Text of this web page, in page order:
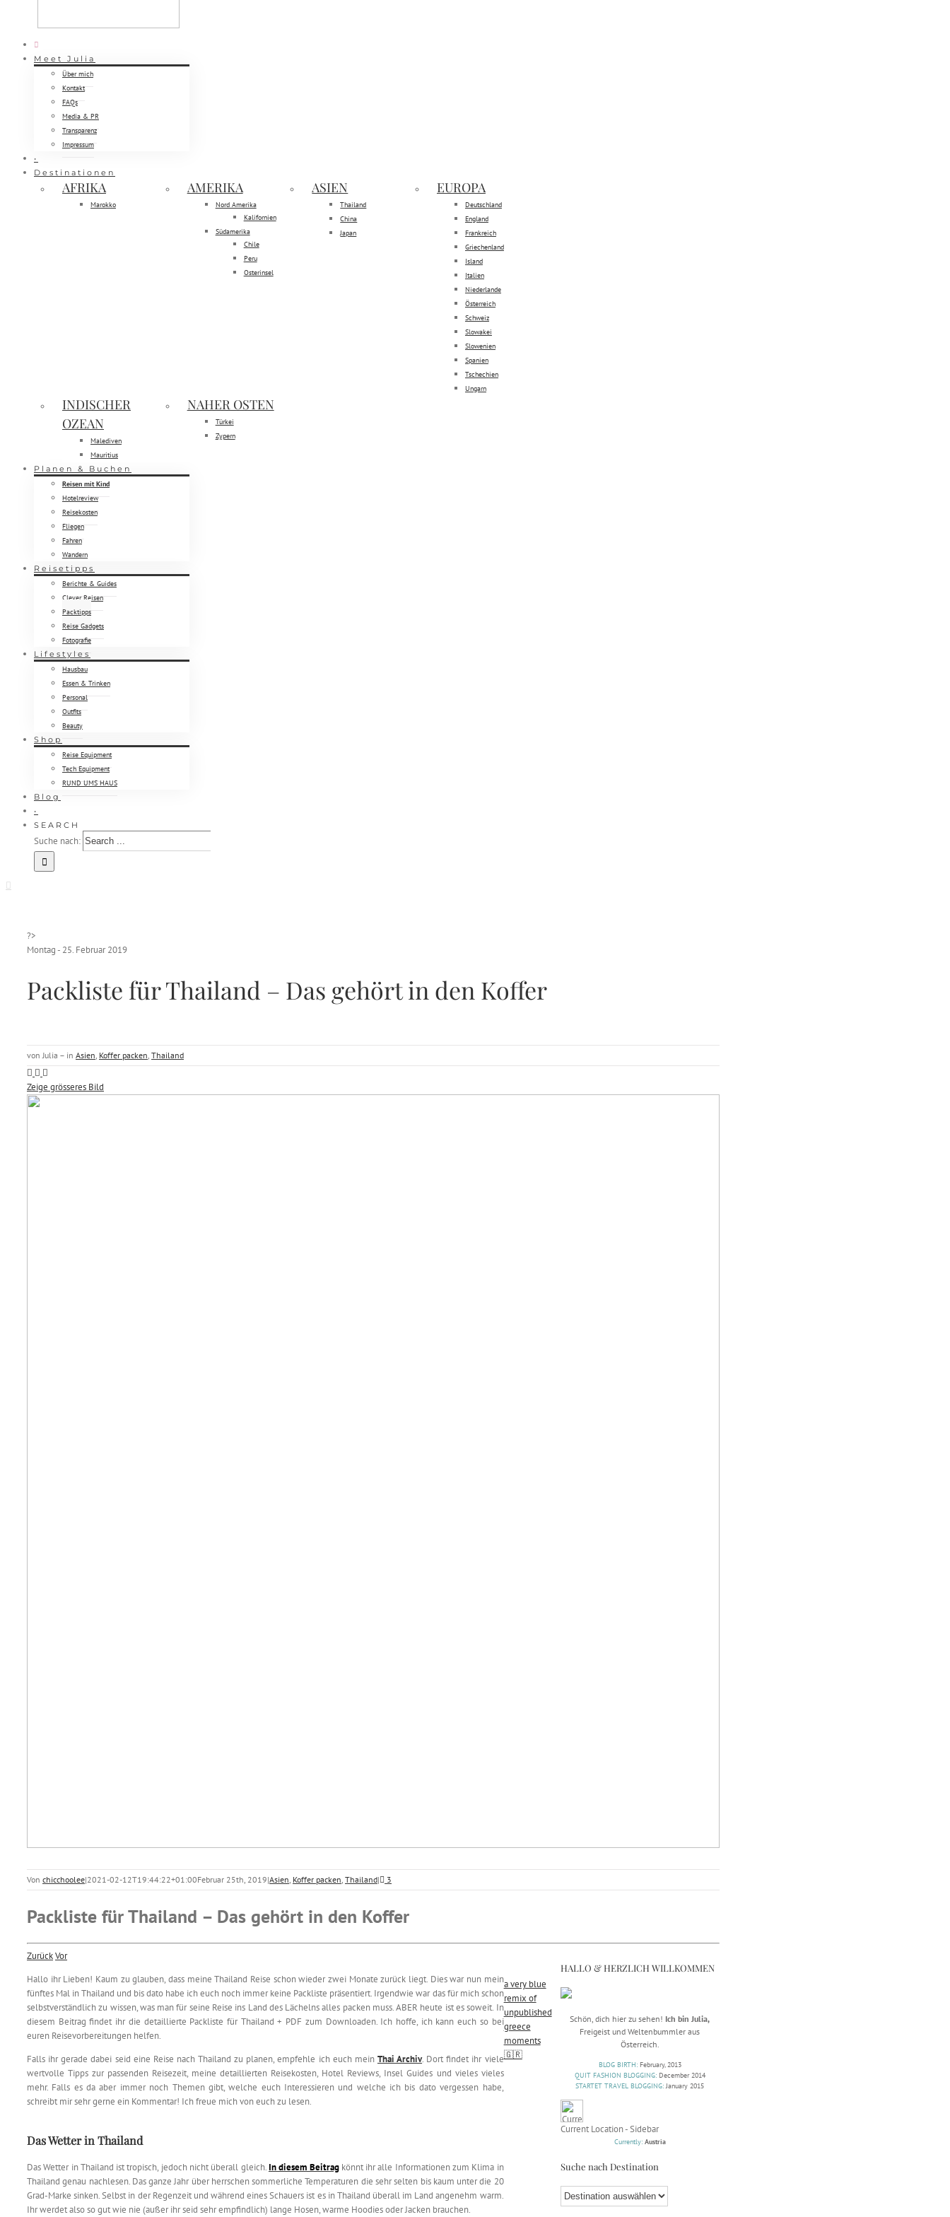
Meet Julia
Über mich
Kontakt
FAQs
Media & PR
Transparenz
Impressum
•
Destinationen
AFRIKA
Marokko
AMERIKA
Nord Amerika
Kalifornien
Südamerika
Chile
Peru
Osterinsel
ASIEN
Thailand
China
Japan
EUROPA
Deutschland
England
Frankreich
Griechenland
Island
Italien
Niederlande
Österreich
Schweiz
Slowakei
Slowenien
Spanien
Tschechien
Ungarn
INDISCHER
OZEAN
Malediven
Mauritius
NAHER OSTEN
Türkei
Zypern
Planen & Buchen
Reisen mit Kind
Hotelreview
Reisekosten
Fliegen
Fahren
Wandern
Reisetipps
Berichte & Guides
Clever Reisen
Packtipps
Reise Gadgets
Fotografie
Lifestyles
Hausbau
Essen & Trinken
Personal
Outfits
Beauty
Shop
Reise Equipment
Tech Equipment
RUND UMS HAUS
Blog
•
SEARCH
Suche nach:
?>
Montag - 25. Februar 2019
Packliste für Thailand – Das gehört in den Koffer
von Julia – in Asien Koffer packen Thailand
Zeige grösseres Bild
Von chicchoolee|2021-02-12T19:44:22+01:00Februar 25th, 2019|Asien Koffer packen Thailand| 3
Packliste für Thailand – Das gehört in den Koffer
ZurückVor
Hallo ihr Lieben! Kaum zu glauben, dass meine Thailand Reise schon wieder zwei Monate zurück liegt. Dies war nun mein
fünftes Mal in Thailand und bis dato habe ich euch noch immer keine Packliste präsentiert. Irgendwie war das für mich schon
selbstverständlich zu wissen, was man für seine Reise ins Land des Lächelns alles packen muss. ABER heute ist es soweit. In
diesem Beitrag findet ihr die detaillierte Packliste für Thailand + PDF zum Downloaden. Ich hoffe, ich kann euch so bei
euren Reisevorbereitungen helfen.
Falls ihr gerade dabei seid eine Reise nach Thailand zu planen, empfehle ich euch mein Thai Archiv. Dort findet ihr viele
wertvolle Tipps zur passenden Reisezeit, meine detaillierten Reisekosten, Hotel Reviews, Insel Guides und vieles vieles
mehr. Falls es da aber immer noch Themen gibt, welche euch Interessieren und welche ich bis dato vergessen habe,
schreibt mir sehr gerne ein Kommentar! Ich freue mich von euch zu lesen.
Das Wetter in Thailand
Das Wetter in Thailand ist tropisch, jedoch nicht überall gleich. In diesem Beitragkönnt ihr alle Informationen zum Klima in
Thailand genau nachlesen. Das ganze Jahr über herrschen sommerliche Temperaturen die sehr selten bis kaum unter die 20
Grad-Marke sinken. Selbst in der Regenzeit und während eines Schauers ist es in Thailand überall im Land angenehm warm.
Ihr werdet also so gut wie nie (außer ihr seid sehr empfindlich) lange Hosen, warme Hoodies oder Jacken brauchen.
HALLO & HERZLICH WILLKOMMEN
Schön, dich hier zu sehen! Ich bin Julia,
Freigeist und Weltenbummler aus
Österreich.
BLOG BIRTH:February, 2013
QUIT FASHION BLOGGING:December 2014
STARTET TRAVEL BLOGGING:January 2015
Current Location - Sidebar
Currently: Austria
Suche nach Destination
a very blue
remix of
unpublished
greece
moments
🇬🇷